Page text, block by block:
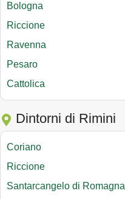
Bologna
Riccione
Ravenna
Pesaro
Cattolica
Dintorni di Rimini
Coriano
Riccione
Santarcangelo di Romagna